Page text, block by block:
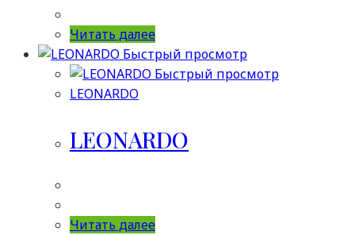
Читать далее
Быстрый просмотр
Быстрый просмотр
LEONARDO
LEONARDO
Читать далее